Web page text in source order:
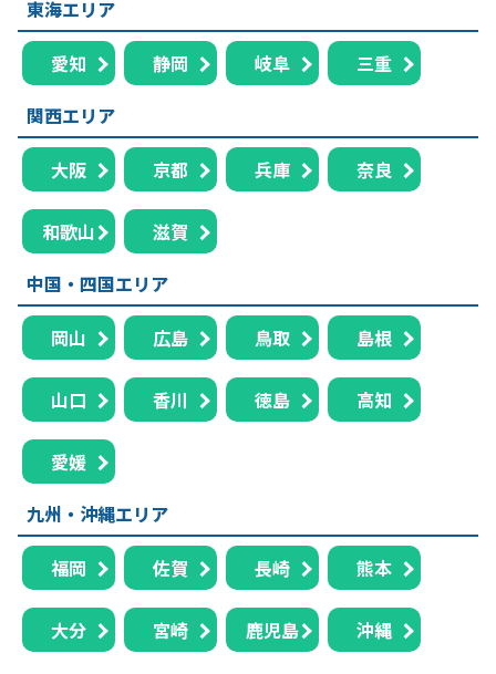
東海エリア
愛知 静岡 岐阜
三重
関西エリア
大阪 京都 兵庫 奈良
和歌山
滋賀
中国・四国エリア
岡山 広島 鳥取 島根
山口 香川 徳島 高知
愛媛
九州・沖縄エリア
福岡 佐賀 長崎 熊本
大分 宮崎 鹿児島 沖縄